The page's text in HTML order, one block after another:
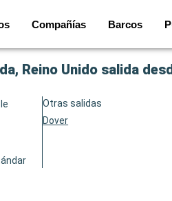
Compañías Barcos
Reino Unido salida
Otras salidas
Dover